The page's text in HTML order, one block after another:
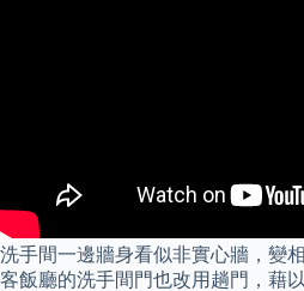
洗手間一邊牆身看似非實心牆，變
客飯廳的洗手間門也改用趟門，藉